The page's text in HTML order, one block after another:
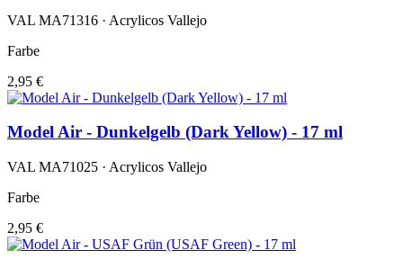
VAL MA71316 · Acrylicos Vallejo
Farbe
2,95 €
Model Air - Dunkelgelb (Dark Yellow) - 17 ml
VAL MA71025 · Acrylicos Vallejo
Farbe
2,95 €